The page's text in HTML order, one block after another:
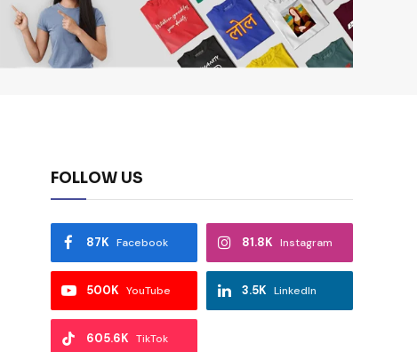
FOLLOW US
Facebook
87K Instagram
81.8K
YouTube
500K LinkedIn
3.5K
TikTok
605.6K